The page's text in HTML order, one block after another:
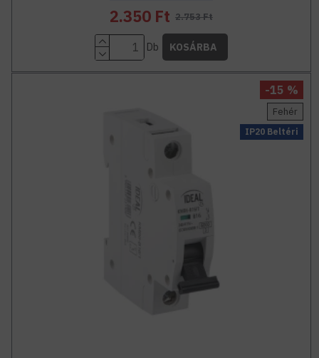
2.350 Ft 2.753 Ft
Db KOSÁRBA
IP20 Beltéri
Fehér
-15 %